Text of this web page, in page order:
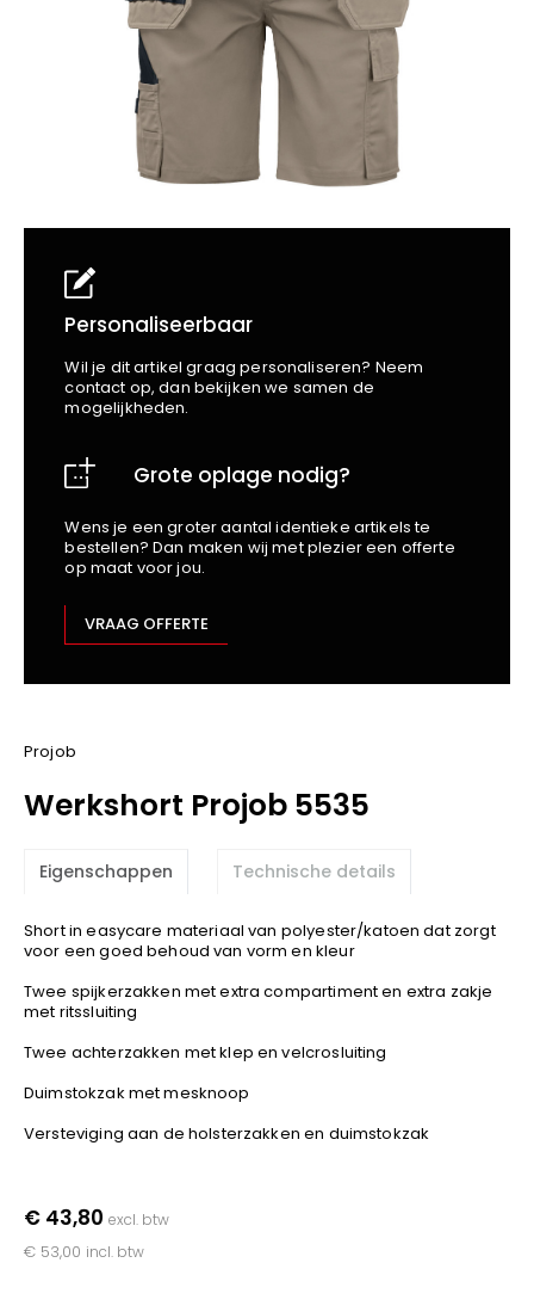
School
Business WellnessKapper
Bata
Beechfield
Blakläder
Claude
Craft
CrossHatch
Edge Safety
Harvest
Heckel
Hydrowear
Jassz
Kariban
M-Safe
OXXA
Premier
Promodoro
Safety Jogger
Sioen
Spiro
Stanley/Stella
TowelCity
Personaliseerbaar
Wil je dit artikel graag personaliseren? Neem
contact op, dan bekijken we samen de
mogelijkheden.
Grote oplage nodig?
Wens je een groter aantal identieke artikels te
bestellen? Dan maken wij met plezier een offerte
op maat voor jou.
VRAAG OFFERTE
Projob
Werkshort Projob 5535
Eigenschappen Technische details
Short in easycare materiaal van polyester/katoen dat zorgt
voor een goed behoud van vorm en kleur
Twee spijkerzakken met extra compartiment en extra zakje
met ritssluiting
Twee achterzakken met klep en velcrosluiting
Duimstokzak met mesknoop
Versteviging aan de holsterzakken en duimstokzak
€ 43,80 excl. btw
€ 53,00 incl. btw